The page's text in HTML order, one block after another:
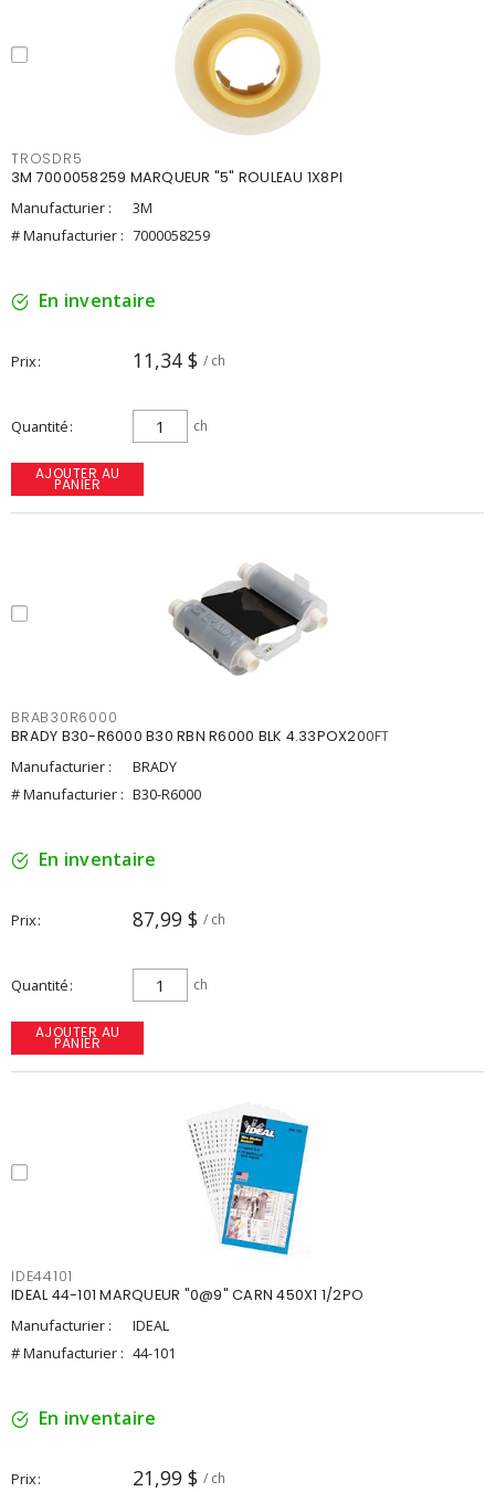
TROSDR5
3M 7000058259 MARQUEUR "5" ROULEAU 1X8PI
Manufacturier :
3M
# Manufacturier : 7000058259
En inventaire
Prix 11,34 $ / ch
Quantité ch
AJOUTER AU
PANIER
BRAB30R6000
BRADY B30-R6000 B30 RBN R6000 BLK 4.33POX200FT
Manufacturier :
BRADY
# Manufacturier : B30-R6000
En inventaire
Prix 87,99 $ / ch
Quantité ch
AJOUTER AU
PANIER
IDE44101
IDEAL 44-101 MARQUEUR "0@9" CARN 450X1 1/2PO
Manufacturier :
IDEAL
# Manufacturier : 44-101
En inventaire
Prix 21,99 $ / ch